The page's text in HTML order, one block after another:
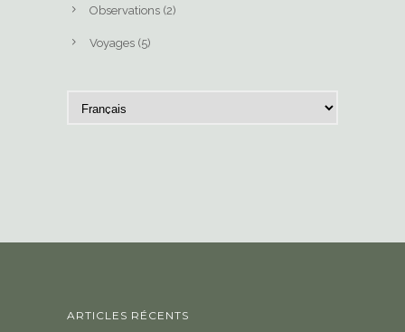
Observations (2)
Voyages (5)
lARTICLES RÉCENTS